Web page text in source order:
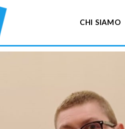
CHI SIAMO